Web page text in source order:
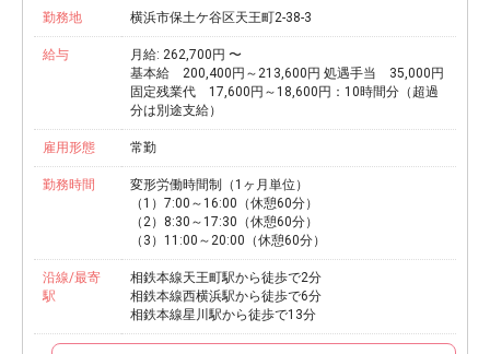
勤務地 横浜市保土ケ谷区天王町2-38-3
給与
月給: 262,700円 〜
基本給 200,400円～213,600円 処遇手当 35,000円
固定残業代 17,600円～18,600円：10時間分（超過
分は別途支給）
雇用形態 常勤
勤務時間
変形労働時間制（1ヶ月単位）
（1）7:00～16:00（休憩60分）
（2）8:30～17:30（休憩60分）
（3）11:00～20:00（休憩60分）
沿線/最寄
駅
相鉄本線天王町駅から徒歩で2分
相鉄本線西横浜駅から徒歩で6分
相鉄本線星川駅から徒歩で13分